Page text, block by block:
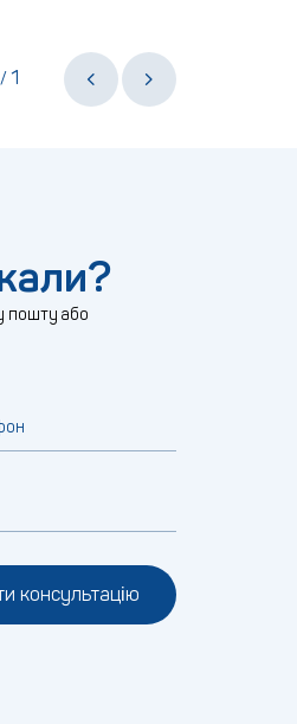
/1
пошту або
консультацію